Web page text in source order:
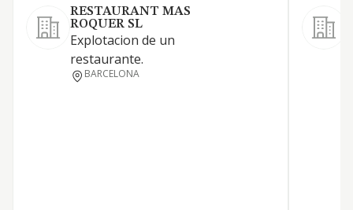
RESTAURANT MAS
ROQUER SL
Explotacion de un
restaurante.
BARCELONA